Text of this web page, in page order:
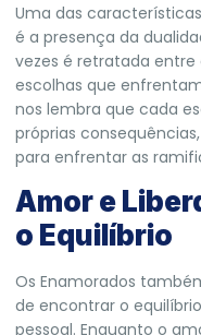
Uma das
é a presença da
vezes é retratada entre
escolhas que
nos lembra que cada
próprias
para enfrentar as
Amor e
o Equilíbrio
Os Enamorados
de encontrar o
pessoal. Enquanto o